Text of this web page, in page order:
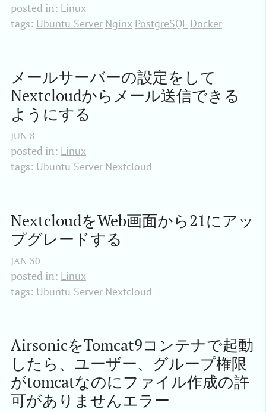
posted in: Linux
tags: Ubuntu Server Nginx PostgreSQL Docker
メールサーバーの設定をして
Nextcloudからメール送信できる
ようにする
JUN 8
posted in: Linux
tags: Ubuntu Server Nextcloud
NextcloudをWeb画面から21にアッ
プグレードする
JAN 30
posted in: Linux
tags: Ubuntu Server Nextcloud
AirsonicをTomcat9コンテナで起動
したら、ユーザー、グループ権限
がtomcatなのにファイル作成の許
可がありませんエラー